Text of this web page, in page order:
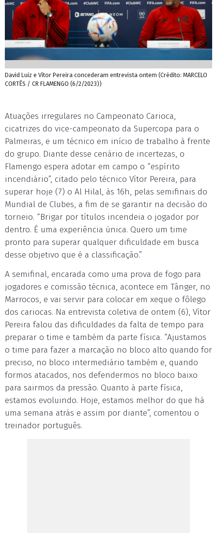
David Luiz e Vítor Pereira concederam entrevista ontem (Crédito: MARCELO
CORTÊS / CR FLAMENGO (6/2/2023))
Atuações irregulares no Campeonato Carioca,
cicatrizes do vice-campeonato da Supercopa para o
Palmeiras, e um técnico em início de trabalho à frente
do grupo. Diante desse cenário de incertezas, o
Flamengo espera adotar em campo o “espírito
incendiário”, citado pelo técnico Vítor Pereira, para
superar hoje (7) o Al Hilal, às 16h, pelas semifinais do
Mundial de Clubes, a fim de se garantir na decisão do
torneio. “Brigar por títulos incendeia o jogador por
dentro. É uma experiência única. Quero um time
pronto para superar qualquer dificuldade em busca
desse objetivo que é a classificação.”
A semifinal, encarada como uma prova de fogo para
jogadores e comissão técnica, acontece em Tânger, no
Marrocos, e vai servir para colocar em xeque o fôlego
dos cariocas. Na entrevista coletiva de ontem (6), Vítor
Pereira falou das dificuldades da falta de tempo para
preparar o time e também da parte física. “Ajustamos
o time para fazer a marcação no bloco alto quando for
preciso, no bloco intermediário também e, quando
formos atacados, nos defendermos no bloco baixo
para sairmos da pressão. Quanto à parte física,
estamos evoluindo. Hoje, estamos melhor do que há
uma semana atrás e assim por diante”, comentou o
treinador português.